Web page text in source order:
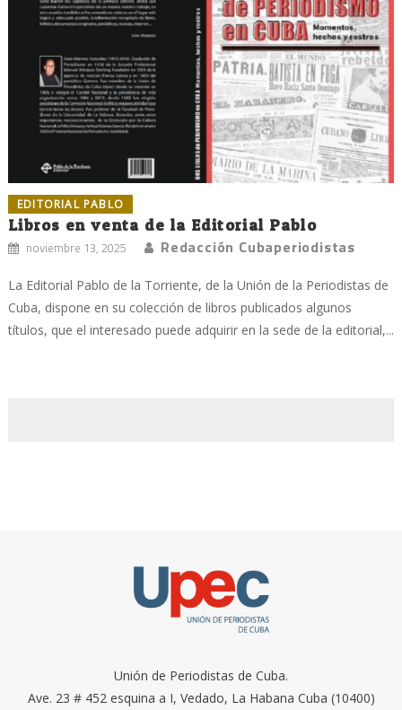
EDITORIAL PABLO
Libros en venta de la Editorial Pablo
noviembre 13, 2025 Redacción Cubaperiodistas
La Editorial Pablo de la Torriente, de la Unión de la Periodistas de
Cuba, dispone en su colección de libros publicados algunos
títulos, que el interesado puede adquirir en la sede de la editorial,...
Unión de Periodistas de Cuba.
Ave. 23 # 452 esquina a I, Vedado, La Habana Cuba (10400)